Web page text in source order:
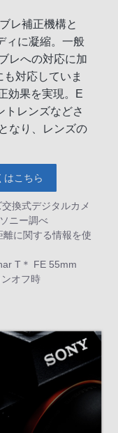
レ補正機構と
ィに凝縮。一般
レへの対応に加
対応していま
効果を実現。E
トレンズなどさ
なり、レンズの
はこちら
換式デジタルカメ
ニー調べ
離に関する情報を使
T＊ FE 55mm
オフ時